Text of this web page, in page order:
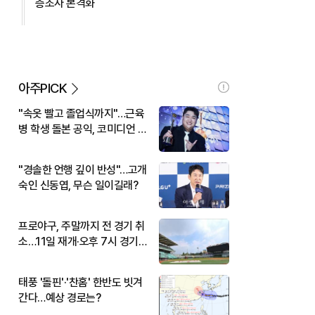
층조사 본격화
아주PICK
"속옷 빨고 졸업식까지"…근육
병 학생 돌본 공익, 코미디언 김
"경솔한 언행 깊이 반성"…고개
숙인 신동엽, 무슨 일이길래?
프로야구, 주말까지 전 경기 취
소…11일 재개·오후 7시 경기
태풍 '돌핀'·'찬홈' 한반도 빗겨
간다…예상 경로는?